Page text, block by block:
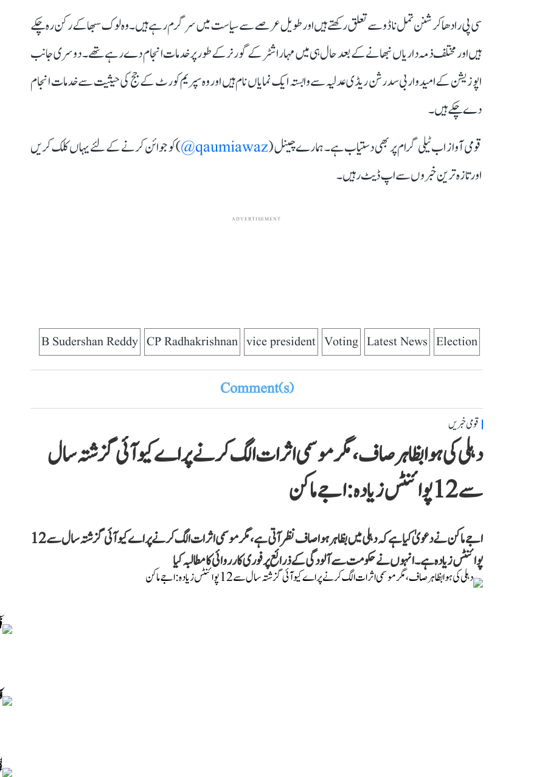
سی پی رادھا کرشنن تمل ناڈو سے تعلق رکھتے ہیں اور طویل عرصے سے سیاست میں سرگرم رہے ہیں۔ وہ لوک سبھا کے رکن رہ چکے
ہیں اور مختلف ذمہ داریاں نبھانے کے بعد حال ہی میں مہاراشٹر کے گورنر کے طور پر خدمات انجام دے رہے تھے۔ دوسری جانب
اپوزیشن کے امیدوار بی سدرشن ریڈی عدلیہ سے وابستہ ایک نمایاں نام ہیں اور وہ سپریم کورٹ کے جج کی حیثیت سے خدمات انجام
دے چکے ہیں۔
قومی آواز اب ٹیلی گرام پر بھی دستیاب ہے۔ ہمارے چینل (qaumiawaz@
) کو جوائن کرنے کے لئے یہاں کلک کریں
اور تازہ ترین خبروں سے اپ ڈیٹ رہیں۔
ADVERTISEMENT
Election
Latest News
Voting
vice president
CP Radhakrishnan
B Sudershan Reddy
Comment(s)
قومی خبریں
دہلی کی ہوا بظاہر صاف، مگر موسمی اثرات الگ کرنے پر اے کیو آئی گزشتہ سال
سے 12 پوائنٹس زیادہ: اجے ماکن
اجے ماکن نے دعویٰ کیا ہے کہ دہلی میں بظاہر ہوا صاف نظر آتی ہے، مگر موسمی اثرات الگ کرنے پر اے کیو آئی گزشتہ سال سے 12
پوائنٹس زیادہ ہے۔ انہوں نے حکومت سے آلودگی کے ذرائع پر فوری کارروائی کا مطالبہ کیا